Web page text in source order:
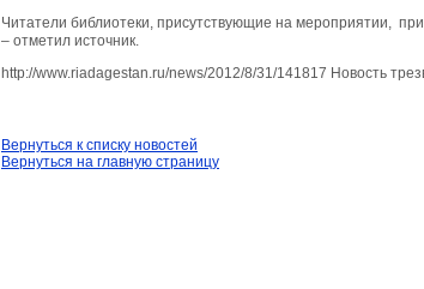
Читатели библиотеки, присутствующие на мероприятии,
– отметил источник.
http://www.riadagestan.ru/news/2012/8/31/141817 Новость
Вернуться к списку новостей
Вернуться на главную страницу